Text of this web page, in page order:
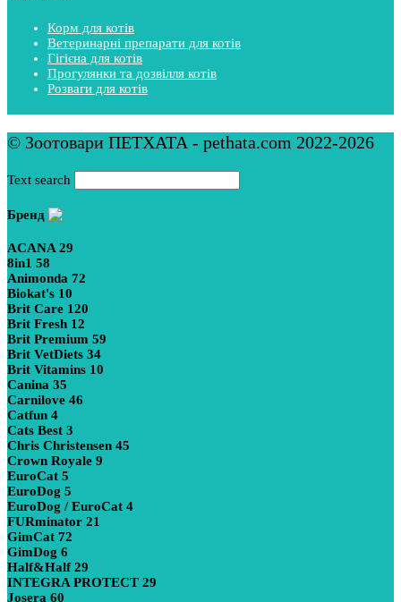
Корм для котів
Ветеринарні препарати для котів
Гігієна для котів
Прогулянки та дозвілля котів
Розваги для котів
© Зоотовари ПЕТХАТА - pethata.com 2022-2026
Text search
Бренд
ACANA 29
8in1 58
Animonda 72
Biokat's 10
Brit Care 120
Brit Fresh 12
Brit Premium 59
Brit VetDiets 34
Brit Vitamins 10
Canina 35
Carnilove 46
Catfun 4
Cats Best 3
Chris Christensen 45
Crown Royale 9
EuroCat 5
EuroDog 5
EuroDog / EuroCat 4
FURminator 21
GimCat 72
GimDog 6
Half&Half 29
INTEGRA PROTECT 29
Josera 60